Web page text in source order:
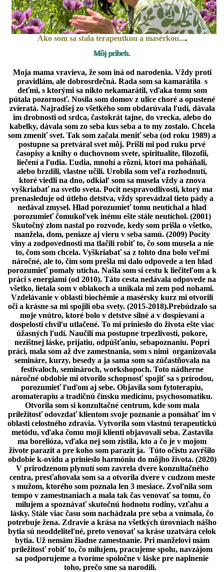
Ako som sa stala terapeutkou a masérkou....
Môj príbeh.
Moja mama vravieva, že som iná od narodenia. Vždy proti
pravidlám, ale dobrosrdečná. Rada som sa kamarátila s
deťmi, s ktorými sa nikto nekamarátil, vďaka tomu som
pútala pozornosť. Nosila som domov z ulice choré a opustené
zvieratá. Najradšej zo všetkého som obdarúvala ľudí, dávala
im drobnosti od srdca, častokrát tajne, do vrecka, alebo do
kabelky, dávala som zo seba kus seba a to my zostalo. Chcela
som zmeniť svet. Tak som začala meniť seba (od roku 1989) a
postupne sa pretváral svet môj. Prišli mi pod ruku prvé
časopisy a knihy o duchovnom svete, spiritualite, filozofii,
liečení a ľudia. Ľudia, mnohí a rôzni, ktorí ma poháňali,
alebo brzdili, vlastne učili. Urobila som veľa rozhodnutí,
ktoré viedli na dno, odkiaľ som sa musela vždy a znova
vyškriabať na svetlo sveta. Pocit nespravodlivosti, ktorý ma
prenasleduje od útleho detstva, vždy sprevádzal tieto pády a
nedával zmysel. Hlad porozumieť tomu neutíchal a hlad
porozumieť čomukoľvek inému ešte stále neutíchol. (2001)
Skutočný zlom nastal po rozvode, kedy som prišla o všetko,
manžela, dom, peniaze aj vieru v seba samú. (2009) Pocity
viny a zodpovednosti ma tlačili robiť to, čo som musela a nie
to, čom som chcela. Vyškriabať sa z tohto dna bolo veľmi
náročné, ale to, čím som prešla mi dalo odpovede a ten hlad
porozumieť pomaly utícha. Našla som si cestu k liečiteľom a k
práci s energiami (od 2010). Táto cesta nedávala odpovede na
všetko, lietala som v oblakoch a unikala mi zem pod nohami.
Vzdelávanie v oblasti biochémie a masérsky kurz mi otvorili
oči a krásne sa mi spojili oba svety. (2015-2018).Prebúdzalo sa
moje vnútro, ktoré bolo v detstve silné a v dospievaní a
dospelosti chvíľu utlačené. To mi prinieslo do života ešte viac
úžasných ľudí. Naučili ma postupne trpezlivosti, pokore,
nezištnej láske, prijatiu, odpúšťaniu, sebapoznaniu. Popri
práci, mala som až dve zamestnania, som s nimi organizovala
semináre, kurzy, besedy a ja sama som sa zúčastňovala na
festivaloch, seminároch, workshopoch. Toto nádherne
náročné obdobie mi otvorilo schopnosť spojiť sa s prírodou,
porozumieť ľuďom aj sebe. Objavila som fytoterapiu,
aromaterapiu a tradičnú čínsku medicínu, psychosomatiku.
Otvorila som si konzultačné centrum, kde som mala
príležitosť odovzdať klientom svoje poznanie a pomáhať im v
oblasti celostného zdravia. Vytvorila som vlastnú terapeutickú
metódu, vďaka čomu moji klienti objavovali seba. Zastavila
ma borelióza, vďaka nej som zistila, kto a čo je v mojom
živote parazit a pre koho som parazit ja. Túto očistu zavŕšilo
obdobie k-ovidu a prinieslo harmóniu do môjho života. (2020)
V prirodzenom plynutí som zavrela dvere konzultačného
centra, presťahovala som sa a otvorila dvere v cudzom meste
s mužom, ktorého som poznala len 3 mesiace. Zvoľnila som
tempo v zamestnaniach a mala tak čas venovať sa tomu, čo
milujem a spoznávať skutočnú hodnotu rodiny, vzťahu a
lásky. Stále viac času som nachádzala pre seba a vnímala, čo
potrebuje žena. Zdravie a krása na všetkých úrovniach nášho
bytia sú neoddeliteľné, preto venovať sa kráse uzatvára celok
bytia. Už nemám žiadne zamestnanie. Pri manželovi mám
príležitosť robiť to, čo milujem, pracujeme spolu, navzájom
sa podporujeme a tvoríme spoločne v láske pre naplnenie
toho, prečo sme sa narodili.